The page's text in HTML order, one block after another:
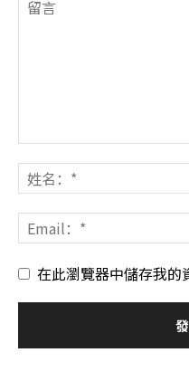
在此瀏覽器中儲存我的